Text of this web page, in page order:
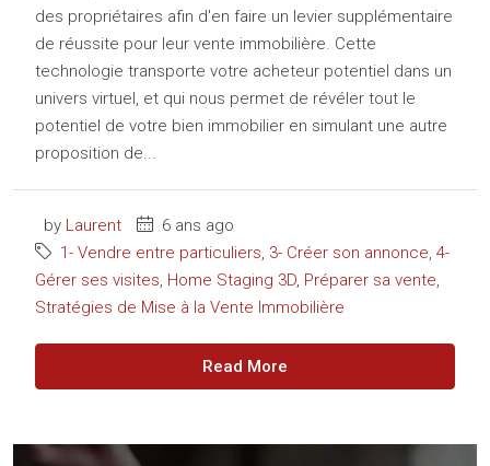
des propriétaires afin d'en faire un levier supplémentaire
de réussite pour leur vente immobilière. Cette
technologie transporte votre acheteur potentiel dans un
univers virtuel, et qui nous permet de révéler tout le
potentiel de votre bien immobilier en simulant une autre
proposition de...
by Laurent
6 ans ago
1- Vendre entre particuliers 3- Créer son annonce 4-
Gérer ses visites Home Staging 3D Préparer sa vente
Stratégies de Mise à la Vente Immobilière
Read More